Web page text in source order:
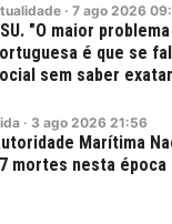
· 7 ago 2026
"O maior
é que se
sem saber
· 3 ago 2026 21:56
Marítima
mortes nesta época